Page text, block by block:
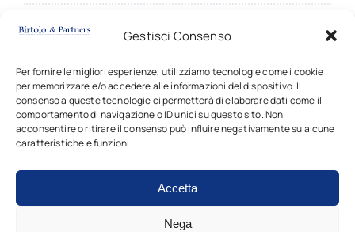
Gestisci Consenso
Per fornire le migliori esperienze, utilizziamo tecnologie come i cookie
per memorizzare e/o accedere alle informazioni del dispositivo. Il
consenso a queste tecnologie ci permetterà di elaborare dati come il
comportamento di navigazione o ID unici su questo sito. Non
acconsentire o ritirare il consenso può influire negativamente su alcune
caratteristiche e funzioni.
Accetta
Nega
Sede principale:
20124 MILANO (Italy)
✆ +3902 66703714 |✉contatti
Copyright © 2024 - 2026 • Tutti i diritti sono riservati •
Studio Birtolo & Partners • P.I. 03917340162